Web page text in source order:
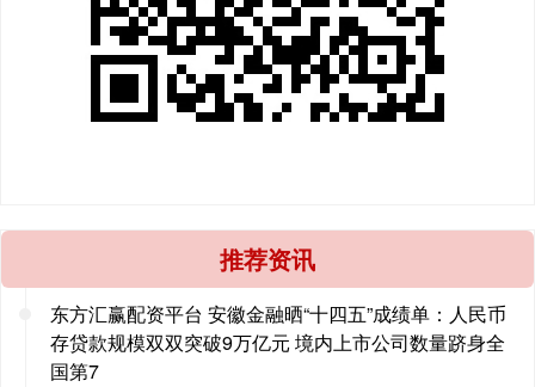
推荐资讯
东方汇赢配资平台 安徽金融晒“十四五”成绩单：人民币
存贷款规模双双突破9万亿元 境内上市公司数量跻身全
国第7